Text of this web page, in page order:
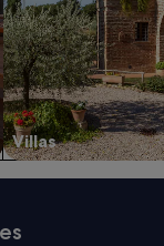
Villas